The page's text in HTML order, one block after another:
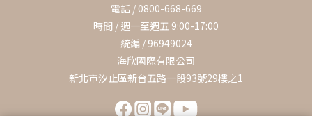
電話 / 0800-668-669
時間 / 週一至週五 9:00-17:00
統編 / 96949024
海欣國際有限公司
新北市汐止區新台五路一段93號29樓之1